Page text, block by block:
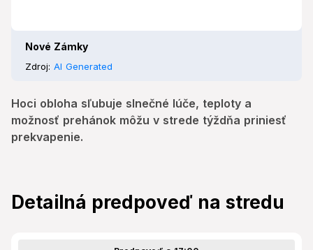
Nové Zámky
Zdroj: AI Generated
Hoci obloha sľubuje slnečné lúče, teploty a
možnosť prehánok môžu v strede týždňa priniesť
prekvapenie.
Detailná predpoveď na stredu